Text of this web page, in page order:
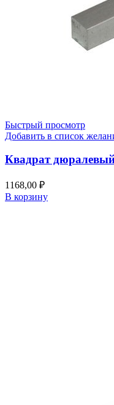
Быстрый просмотр
Добавить в список
Квадрат
1168,00 ₽
В корзину